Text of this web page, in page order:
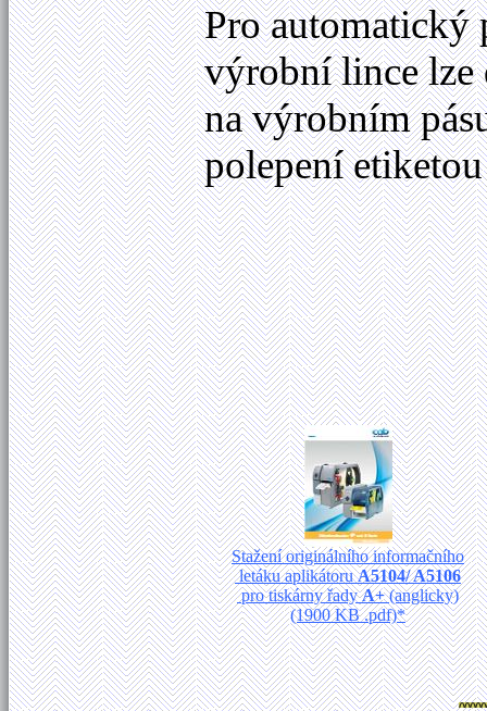
Pro automatický
výrobní lince lze
na výrobním
polepení
Stažení originálního informačního
letáku aplikátoruA5104/ A5106
pro tiskárny řadyA+(anglicky)
(1900 KB .pdf)*